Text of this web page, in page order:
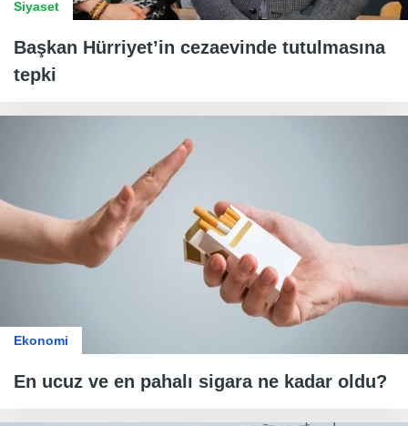
Siyaset
Başkan Hürriyet’in cezaevinde tutulmasına
tepki
Ekonomi
En ucuz ve en pahalı sigara ne kadar oldu?